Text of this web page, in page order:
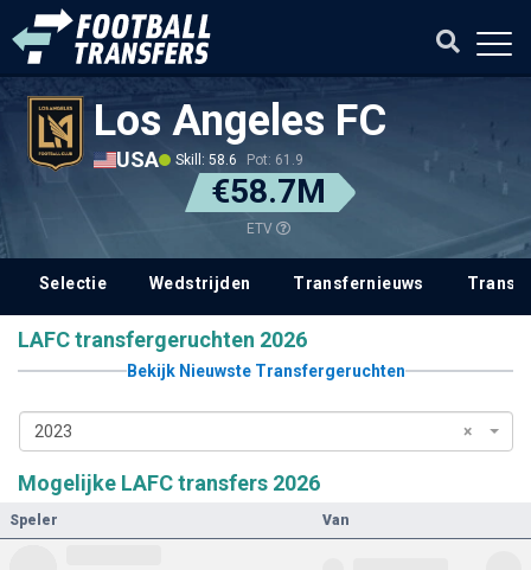
Los Angeles FC
USA Skill: 58.6 Pot: 61.9
€58.7M
ETV
Selectie Wedstrijden Transfernieuws
LAFC transfergeruchten 2026
Bekijk Nieuwste Transfergeruchten
×
2023
Mogelijke LAFC transfers 2026
Speler Van